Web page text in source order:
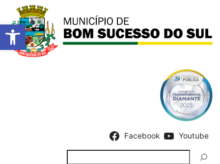
Barra de Ferramentas
Facebook Youtube